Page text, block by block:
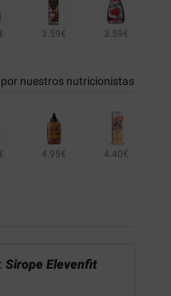
3.59€ 3.59€
nuestros nutricionistas
4.95€ 4.40€
Sirope Elevenfit